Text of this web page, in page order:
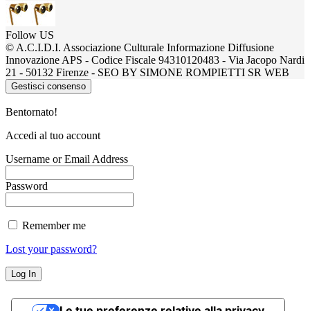
Follow US
© A.C.I.D.I. Associazione Culturale Informazione Diffusione
Innovazione APS - Codice Fiscale 94310120483 - Via Jacopo Nardi
21 - 50132 Firenze - SEO BY SIMONE ROMPIETTI SR WEB
Gestisci consenso
Bentornato!
Accedi al tuo account
Username or Email Address
Password
Remember me
Lost your password?